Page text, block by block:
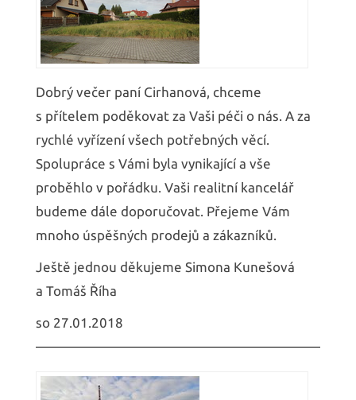
Dobrý večer paní Cirhanová, chceme
s přítelem poděkovat za Vaši péči o nás. A za
rychlé vyřízení všech potřebných věcí.
Spolupráce s Vámi byla vynikající a vše
proběhlo v pořádku. Vaši realitní kancelář
budeme dále doporučovat. Přejeme Vám
mnoho úspěšných prodejů a zákazníků.
Ještě jednou děkujeme Simona Kunešová
a Tomáš Říha
so 27.01.2018